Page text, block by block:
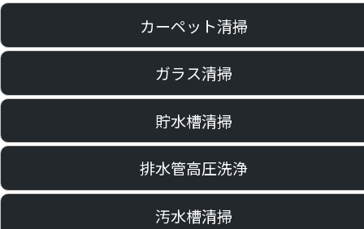
カーペット清掃
ガラス清掃
貯水槽清掃
排水管高圧洗浄
汚水槽清掃